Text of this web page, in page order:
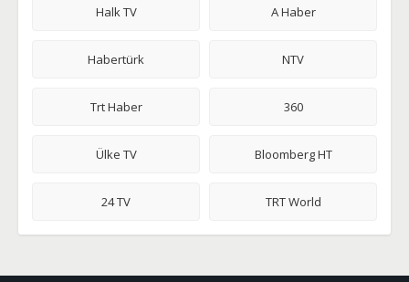
Halk TV A Haber
Habertürk NTV
Trt Haber 360
Ülke TV Bloomberg HT
24 TV TRT World